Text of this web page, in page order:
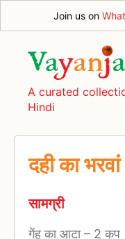
Join us on
A curated
Hindi
दही का भरवां
सामग्री
गेंहू का आटा– 2 कप